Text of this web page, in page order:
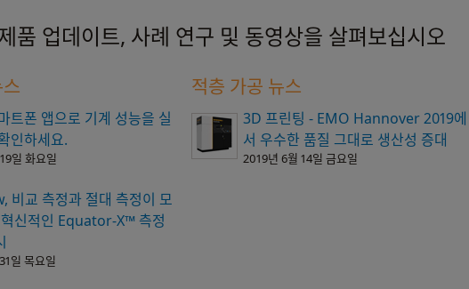
품 업데이트, 사례 연구 및 동영상을 살펴보십시오
트폰 앱으로 기계 성능을 실
인하세요.
일 화요일
비교 측정과 절대 측정이 모
신적인 Equator-X™ 측정
일 목요일
적층 가공 뉴스
3D 프린팅 - EMO Hannover 2019에
서 우수한 품질 그대로 생산성 증대
2019년 6월 14일 금요일